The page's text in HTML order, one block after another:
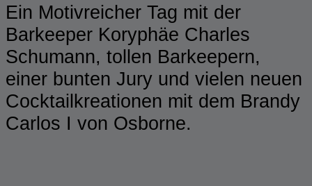
Ein Motivreicher Tag mit der
Barkeeper Koryphäe Charles
Schumann, tollen Barkeepern,
einer bunten Jury und vielen neuen
Cocktailkreationen mit dem Brandy
Carlos I von Osborne.